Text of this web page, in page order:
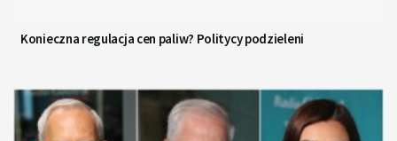
Konieczna regulacja cen paliw? Politycy podzieleni